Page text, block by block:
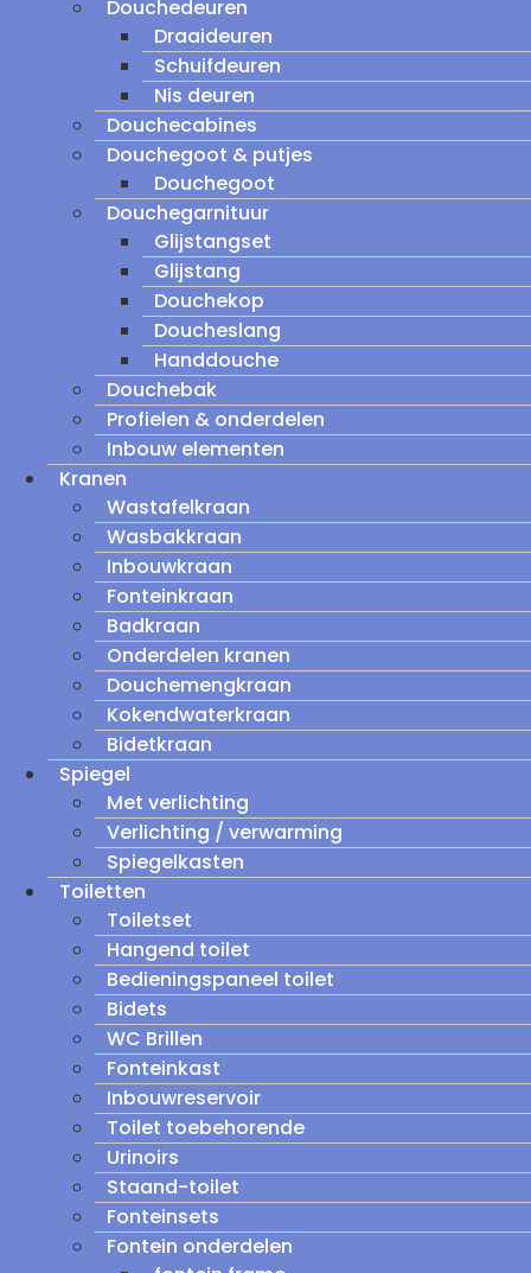
Douchedeuren
Draaideuren
Schuifdeuren
Nis deuren
Douchecabines
Douchegoot & putjes
Douchegoot
Douchegarnituur
Glijstangset
Glijstang
Douchekop
Doucheslang
Handdouche
Douchebak
Profielen & onderdelen
Inbouw elementen
Kranen
Wastafelkraan
Wasbakkraan
Inbouwkraan
Fonteinkraan
Badkraan
Onderdelen kranen
Douchemengkraan
Kokendwaterkraan
Bidetkraan
Spiegel
Met verlichting
Verlichting / verwarming
Spiegelkasten
Toiletten
Toiletset
Hangend toilet
Bedieningspaneel toilet
Bidets
WC Brillen
Fonteinkast
Inbouwreservoir
Toilet toebehorende
Urinoirs
Staand-toilet
Fonteinsets
Fontein onderdelen